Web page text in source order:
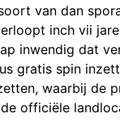
van dan
inch vii
inwendig dat
gratis spin
waarbij de
officiële